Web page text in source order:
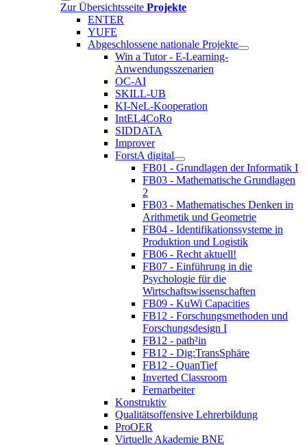
Zur Übersichtsseite Projekte
ENTER
YUFE
Abgeschlossene nationale Projekte
Win a Tutor - E-Learning-
Anwendungsszenarien
OC-AI
SKILL-UB
KI-NeL-Kooperation
IntEL4CoRo
SIDDATA
Improver
ForstA digital
FB01 - Grundlagen der Informatik I
FB03 - Mathematische Grundlagen
2
FB03 - Mathematisches Denken in
Arithmetik und Geometrie
FB04 - Identifikationssysteme in
Produktion und Logistik
FB06 - Recht aktuell!
FB07 - Einführung in die
Psychologie für die
Wirtschaftswissenschaften
FB09 - KuWi Capacities
FB12 - Forschungsmethoden und
Forschungsdesign I
FB12 - path²in
FB12 - Dig:TransSphäre
FB12 - QuanTief
Inverted Classroom
Fernarbeiter
Konstruktiv
Qualitätsoffensive Lehrerbildung
ProOER
Virtuelle Akademie BNE